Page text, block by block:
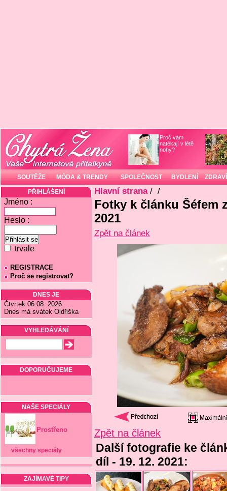
Proč vám
natékají v létě
nohy?
SOUTĚŽE MÓDA & TRENDY SPOLEČNOST BYDLENÍ ZDRAVÍ
PŘIHLÁŠENÍ
Jméno :
Heslo :
trvale
REGISTRACE
Proč se registrovat?
DNES JE
Čtvrtek 06.08. 2026
Dnes má svátek Oldřiška
VYHLEDÁVÁNÍ
DOPORUČUJEME
NAŠE SPECIÁLY
Prostřeno
všechny speciály
ZAJÍMAVÉ TIPY
Hlavní strana/ /
Fotky k článku Šéfem
2021
Zpět na článek
Zpět na článek
Další fotografie ke
díl - 19. 12. 2021: